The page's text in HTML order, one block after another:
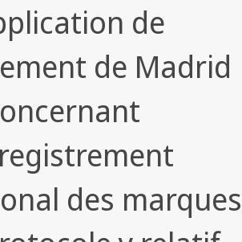
de
de Madrid
des marques